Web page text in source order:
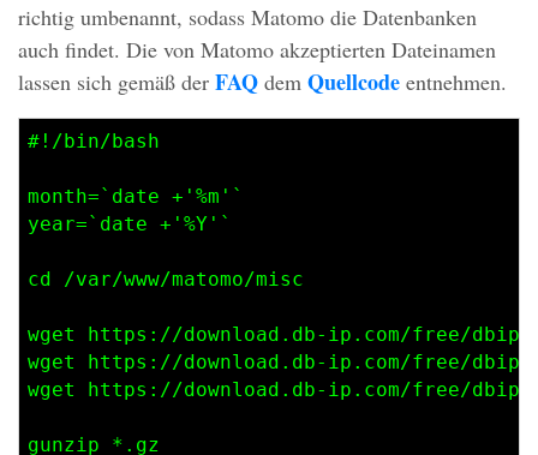
richtig umbenannt, sodass Matomo die Datenbanken
auch findet. Die von Matomo akzeptierten Dateinamen
lassen sich gemäß der FAQ dem Quellcode entnehmen.
#!/bin/bash
month=`date +'%m'`
year=`date +'%Y'`
cd /var/www/matomo/misc
wget https://download.db-ip.com/free/dbip-
wget https://download.db-ip.com/free/dbip-
wget https://download.db-ip.com/free/dbip-
gunzip *.gz